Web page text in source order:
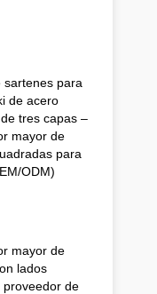
sartenes para
de acero
tres capas –
mayor de
para
ODM)
mayor de
lados
proveedor de